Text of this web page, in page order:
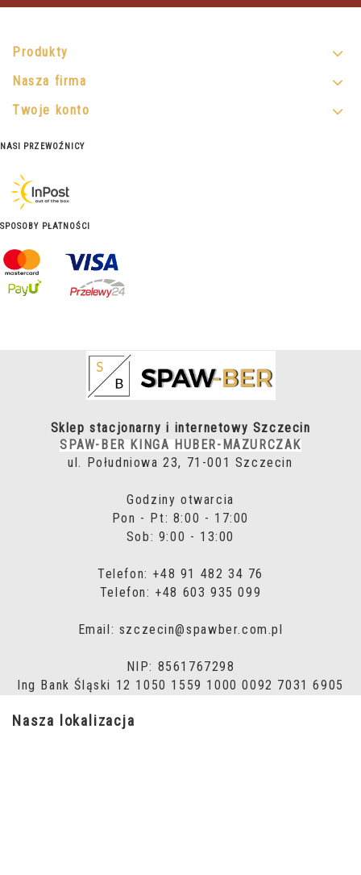
Produkty
Nasza firma
Twoje konto
NASI PRZEWOŹNICY
SPOSOBY PŁATNOŚCI
Sklep stacjonarny i internetowy Szczecin
SPAW-BER KINGA HUBER-MAZURCZAK
ul. Południowa 23, 71-001 Szczecin
Godziny otwarcia
Pon - Pt: 8:00 - 17:00
Sob: 9:00 - 13:00
Telefon: +48 91 482 34 76
Telefon: +48 603 935 099
Email: szczecin@spawber.com.pl
NIP: 8561767298
Ing Bank Śląski 12 1050 1559 1000 0092 7031 6905
Nasza lokalizacja